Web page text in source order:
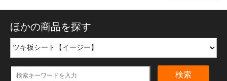
ほかの商品を探す
検索